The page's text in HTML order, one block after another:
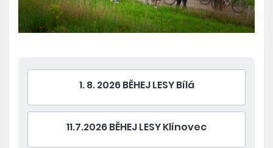
1. 8. 2026 BĚHEJ LESY Bílá
11.7.2026 BĚHEJ LESY Klínovec